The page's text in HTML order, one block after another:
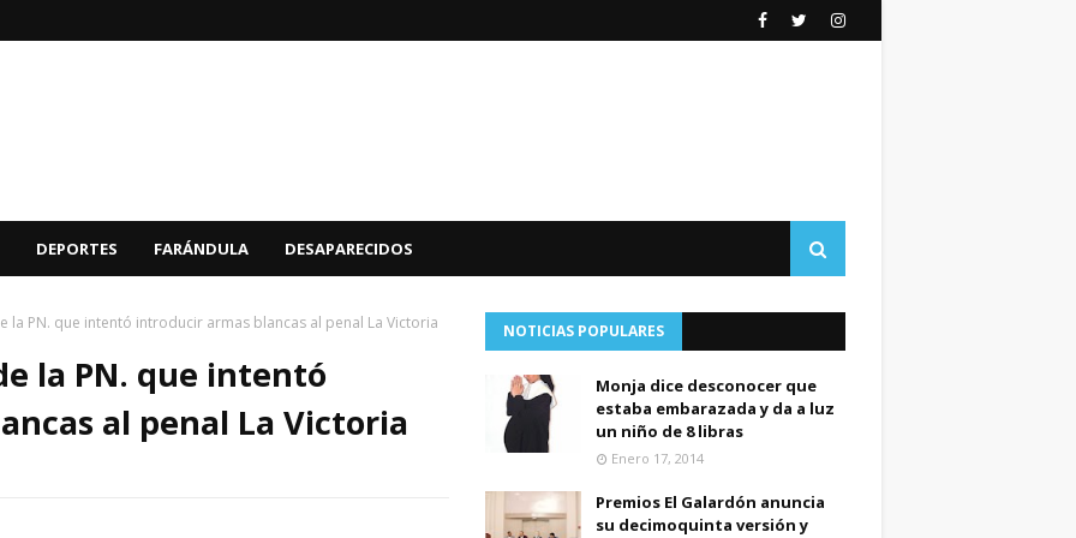
DEPORTES FARÁNDULA DESAPARECIDOS
la PN. que intentó introducir armas blancas al penal La Victoria
la PN. que intentó
al penal La Victoria
NOTICIAS POPULARES
Monja dice desconocer que
estaba embarazada y da a luz
un niño de 8 libras
Enero 17, 2014
Premios El Galardón anuncia
su decimoquinta versión y